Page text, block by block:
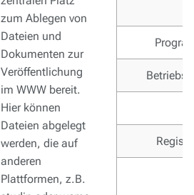
zum Ablegen von
Dateien und
Dokumenten zur
Veröffentlichung
im WWW bereit.
Hier können
Dateien abgelegt
werden, die auf
anderen
Plattformen, z.B.